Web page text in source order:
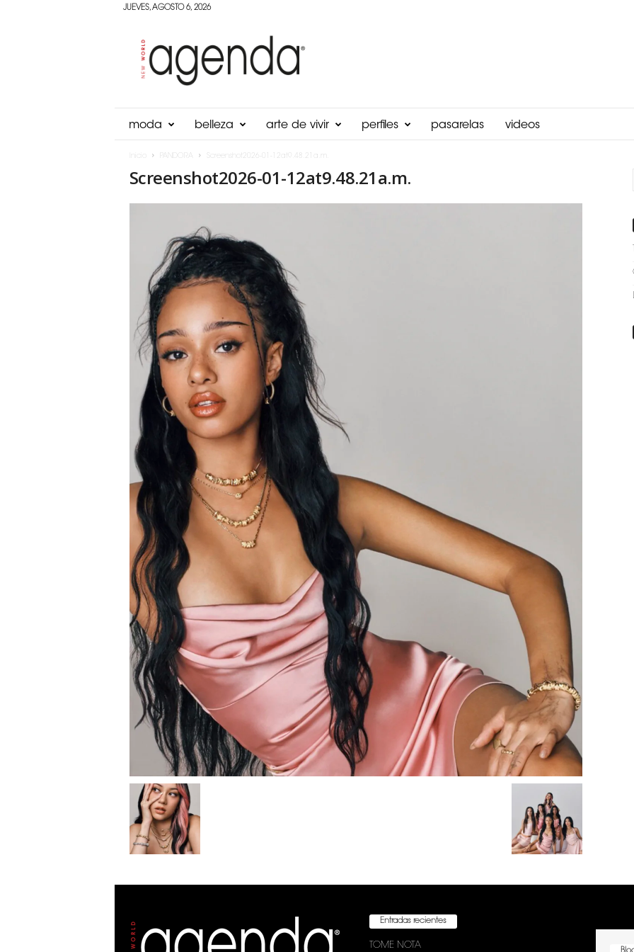
JUEVES, AGOSTO 6, 2026
Panama
moda belleza arte de vivir perfiles pasarelas videos
PANDORA Screenshot2026-01-12at9.48.21a.m.
Screenshot2026-01-12at9.48.21a.m.
Entradas recientes
TOME NOTA